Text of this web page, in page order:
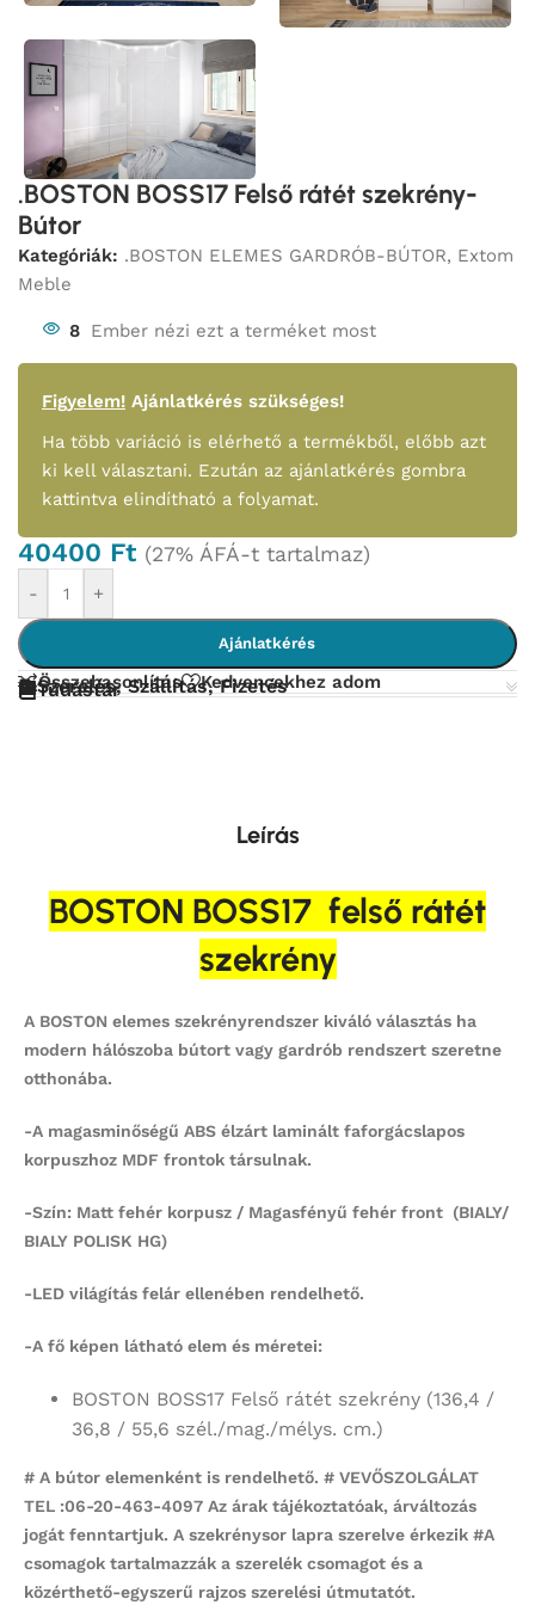
.BOSTON BOSS17 Felső rátét szekrény-
Bútor
Kategóriák: .BOSTON ELEMES GARDRÓB-BÚTOR, Extom
Meble
8 Ember nézi ezt a terméket most
Figyelem! Ajánlatkérés szükséges!
Ha több variáció is elérhető a termékből, előbb azt
ki kell választani. Ezután az ajánlatkérés gombra
kattintva elindítható a folyamat.
40400 Ft (27% ÁFÁ-t tartalmaz)
- +
Ajánlatkérés
Összehasonlítás Kedvencekhez adom
Szerelés, Szállítás, Fizetés
Tudástár
Leírás
BOSTON BOSS17 felső rátét
szekrény
A BOSTON elemes szekrényrendszer kiváló választás ha
modern hálószoba bútort vagy gardrób rendszert szeretne
otthonába.
-A magasminőségű ABS élzárt laminált faforgácslapos
korpuszhoz MDF frontok társulnak.
-Szín: Matt fehér korpusz / Magasfényű fehér front (BIALY/
BIALY POLISK HG)
-LED világítás felár ellenében rendelhető.
-A fő képen látható elem és méretei:
BOSTON BOSS17 Felső rátét szekrény (136,4 /
36,8 / 55,6 szél./mag./mélys. cm.)
# A bútor elemenként is rendelhető. # VEVŐSZOLGÁLAT
TEL :06-20-463-4097 Az árak tájékoztatóak, árváltozás
jogát fenntartjuk. A szekrénysor lapra szerelve érkezik #A
csomagok tartalmazzák a szerelék csomagot és a
közérthető-egyszerű rajzos szerelési útmutatót.